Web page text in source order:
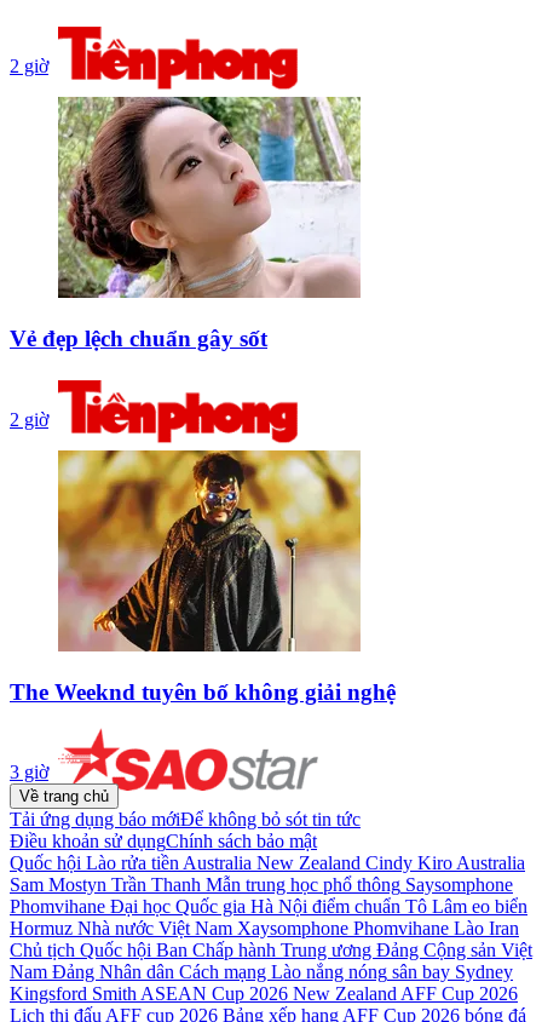
2 giờ
Vẻ đẹp lệch chuẩn gây sốt
2 giờ
The Weeknd tuyên bố không giải nghệ
3 giờ
Về trang chủ
Tải ứng dụng báo mớiĐể không bỏ sót tin tức
Điều khoản sử dụngChính sách bảo mật
Quốc hội Lào rửa tiền Australia New Zealand Cindy Kiro Australia
Sam Mostyn Trần Thanh Mẫn trung học phổ thông Saysomphone
Phomvihane Đại học Quốc gia Hà Nội điểm chuẩn Tô Lâm eo biển
Hormuz Nhà nước Việt Nam Xaysomphone Phomvihane Lào Iran
Chủ tịch Quốc hội Ban Chấp hành Trung ương Đảng Cộng sản Việt
Nam Đảng Nhân dân Cách mạng Lào nắng nóng sân bay Sydney
Kingsford Smith ASEAN Cup 2026 New Zealand AFF Cup 2026
Lịch thi đấu AFF cup 2026 Bảng xếp hạng AFF Cup 2026 bóng đá